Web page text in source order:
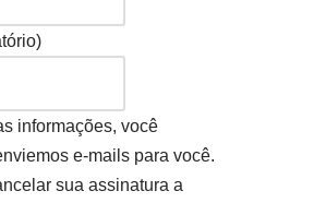
informações, você
e-mails para você.
sua assinatura a